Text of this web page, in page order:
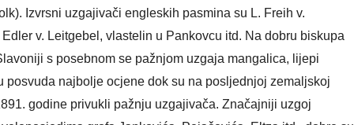
Izvrsni uzgajivači engleskih pasmina su L. Freih v.
v. Leitgebel, vlastelin u Pankovcu itd. Na dobru biskupa
s posebnom se pažnjom uzgaja mangalica, lijepi
posvuda najbolje ocjene dok su na posljednjoj zemaljskoj
godine privukli pažnju uzgajivača. Značajniji uzgoj